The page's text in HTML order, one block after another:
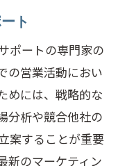
テムの活用
と導入
客の育成
の設定
最新トレンド
ツール
ト
ポートの専門家の
の営業活動におい
めには、戦略的な
分析や競合他社の
案することが重要
新のマーケティン